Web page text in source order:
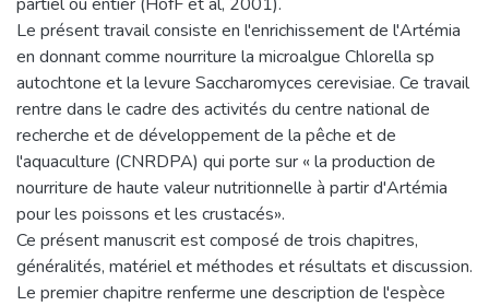
Le présent travail consiste en l'enrichissement de l'Artémia
en donnant comme nourriture la microalgue Chlorella sp
autochtone et la levure Saccharomyces cerevisiae. Ce travail
rentre dans le cadre des activités du centre national de
recherche et de développement de la pêche et de
l'aquaculture (CNRDPA) qui porte sur « la production de
nourriture de haute valeur nutritionnelle à partir d'Artémia
pour les poissons et les crustacés».
Ce présent manuscrit est composé de trois chapitres,
généralités, matériel et méthodes et résultats et discussion.
Le premier chapitre renferme une description de l'espèce